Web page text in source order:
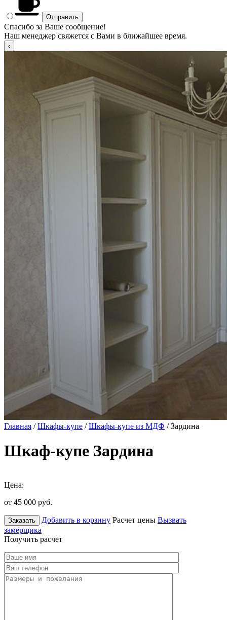
Спасибо за Ваше сообщение!
Наш менеджер свяжется с Вами в ближайшее время.
Главная /Шкафы-купе /Шкафы-купе из МДФ / Зардина
Шкаф-купе Зардина
Цена:
от 45 000 руб.
Заказать Добавить в корзину Расчет цены Вызвать
замерщика
Получить расчет